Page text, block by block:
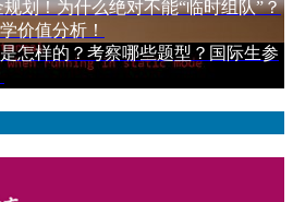
签
划！为什么绝对不能“临时组队”？
价值分析！
怎样的？考察哪些题型？国际生参